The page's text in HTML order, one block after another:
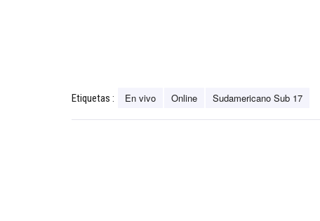
Etiquetas : En vivo Online Sudamericano Sub 17